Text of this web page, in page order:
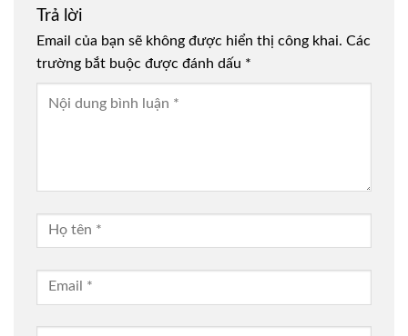
Trả lời
Email của bạn sẽ không được hiển thị công khai. Các
trường bắt buộc được đánh dấu *